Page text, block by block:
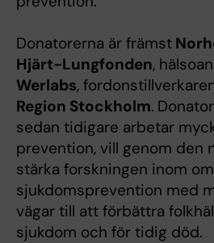
Donatorerna är främst
Hjärt-Lungfonden,
Werlabs,
Region Stockholm.
sedan tidigare arbetar
prevention, vill genom den
stärka forskningen inom
sjukdomsprevention med
vägar till att förbättra
sjukdom och för tidig död.